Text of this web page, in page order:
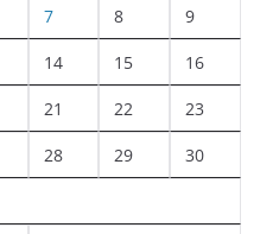
7 8 9
14 15 16
21 22 23
28 29 30